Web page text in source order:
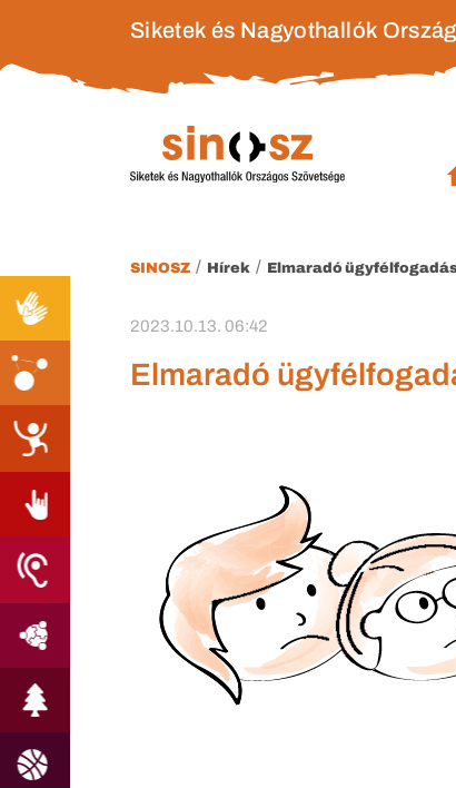
Siketek és Nagyothallók
SINOSZ / Hírek / Elmaradó
2023.10.13. 06:42
Elmaradó